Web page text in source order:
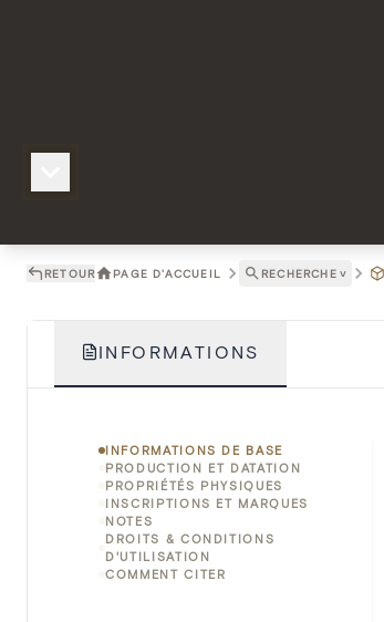
RETOUR PAGE D'ACCUEIL RECHERCHE ˅
INFORMATIONS
INFORMATIONS DE BASE
PRODUCTION ET DATATION
PROPRIÉTÉS PHYSIQUES
INSCRIPTIONS ET MARQUES
NOTES
DROITS & CONDITIONS
D'UTILISATION
COMMENT CITER